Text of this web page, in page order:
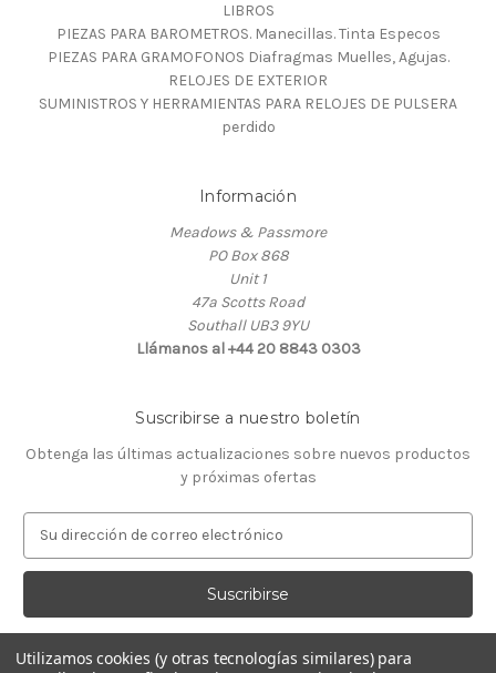
LIBROS
PIEZAS PARA BAROMETROS. Manecillas. Tinta Especos
PIEZAS PARA GRAMOFONOS Diafragmas Muelles, Agujas.
RELOJES DE EXTERIOR
SUMINISTROS Y HERRAMIENTAS PARA RELOJES DE PULSERA
perdido
Información
Meadows & Passmore
PO Box 868
Unit 1
47a Scotts Road
Southall UB3 9YU
Llámanos al +44 20 8843 0303
Suscribirse a nuestro boletín
Obtenga las últimas actualizaciones sobre nuevos productos
y próximas ofertas
r
c
i
Utilizamos cookies (y otras tecnologías similares) para